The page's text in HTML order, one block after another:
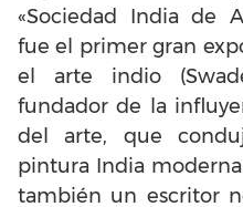
«Sociedad India de
fue el primer gran
el arte indio
fundador de la
del arte, que
pintura India
también un escritor